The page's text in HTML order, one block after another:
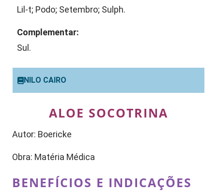
Lil-t; Podo; Setembro; Sulph.
Complementar:
Sul.
NILO CAIRO
ALOE SOCOTRINA
Autor: Boericke
Obra: Matéria Médica
BENEFÍCIOS E INDICAÇÕES